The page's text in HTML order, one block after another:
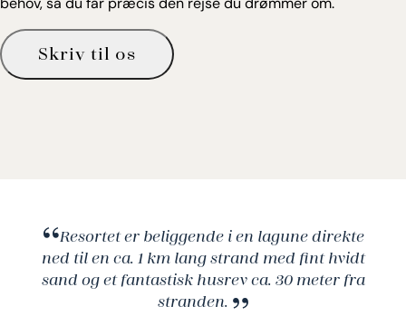
Skriv til os
Resortet er beliggende i en lagune direkte
ned til en ca. 1 km lang strand med fint hvidt
sand og et fantastisk husrev ca. 30 meter fra
stranden.